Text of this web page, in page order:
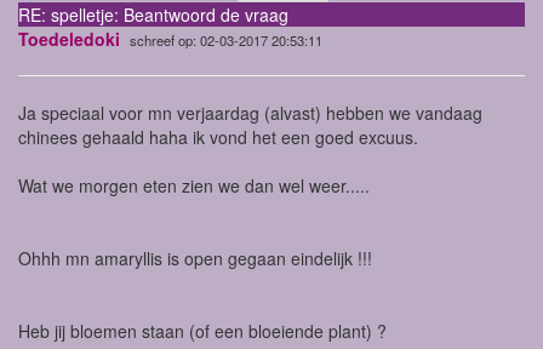
RE: spelletje: Beantwoord de vraag
Toedeledoki schreef op: 02-03-2017 20:53:11
Ja speciaal voor mn verjaardag (alvast) hebben we vandaag
chinees gehaald haha ik vond het een goed excuus.
Wat we morgen eten zien we dan wel weer.....
Ohhh mn amaryllis is open gegaan eindelijk !!!
Heb jij bloemen staan (of een bloeiende plant) ?